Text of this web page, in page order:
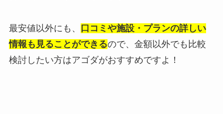
最安値以外にも、
口コミや施設・プランの詳しい
情報も見ることができるので、金額以外でも比較
検討したい方はアゴダがおすすめですよ！